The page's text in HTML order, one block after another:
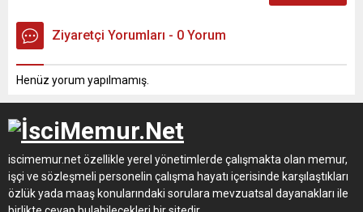
Ziyaretçi Yorumları - 0 Yorum
Henüz yorum yapılmamış.
iscimemur.net özellikle yerel yönetimlerde çalışmakta olan memur,
işçi ve sözleşmeli personelin çalışma hayatı içerisinde karşılaştıkları
özlük yada maaş konularındaki sorulara mevzuatsal dayanakları ile